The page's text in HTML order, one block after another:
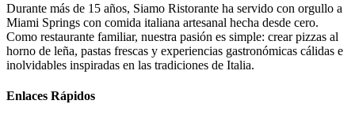
Durante más de 15 años, Siamo Ristorante ha servido con orgullo a
Miami Springs con comida italiana artesanal hecha desde cero.
Como restaurante familiar, nuestra pasión es simple: crear pizzas al
horno de leña, pastas frescas y experiencias gastronómicas cálidas e
inolvidables inspiradas en las tradiciones de Italia.
Enlaces Rápidos